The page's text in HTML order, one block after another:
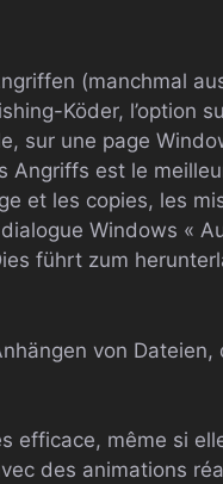
(manchmal
Köder, l’option
sur une page
Angriffs est le
et les copies, les
Windows «
führt zum
von
efficace, même si
des animations